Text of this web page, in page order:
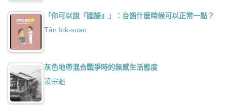
「你可以說『國語』」：台語什麼時候可以正常一點？
Tân Io̍k-suan
灰色地帶混合戰爭時的無感生活態度
凌宗魁